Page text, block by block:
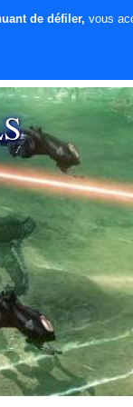
de défiler, vous